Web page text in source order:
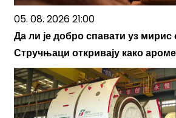
05. 08. 2026 21:00
Да ли је добро спавати уз мирис
Стручњаци откривају како